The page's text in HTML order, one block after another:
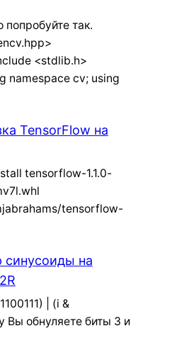
попробуйте так.
<stdlib.h>
namespace cv; using
TensorFlow на
tensorflow-1.1.0-
tensorflow-
синусоиды на
| (i &
Вы обнуляете биты 3 и